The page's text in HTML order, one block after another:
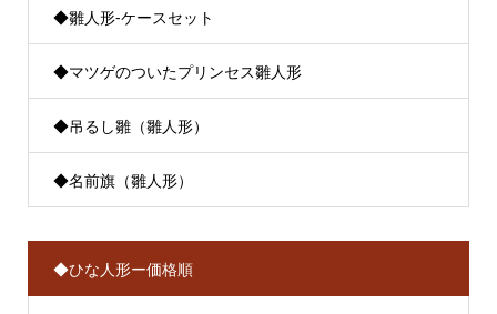
◆雛人形-ケースセット
◆マツゲのついたプリンセス雛人形
◆吊るし雛（雛人形）
◆名前旗（雛人形）
◆ひな人形ー価格順